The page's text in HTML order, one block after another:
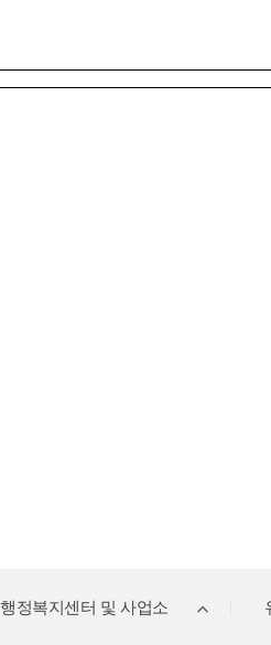
행정복지센터 및 사업소